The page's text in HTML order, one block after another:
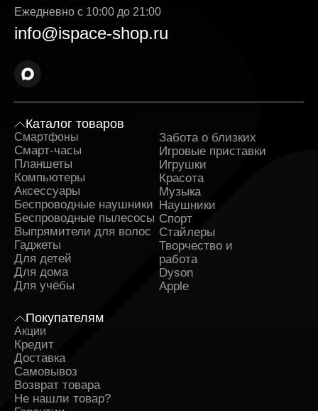
Ежедневно с 10:00 до 21:00
info@ispace-shop.ru
Каталог товаров
Смартфоны
Смарт-часы
Планшеты
Компьютеры
Аксессуары
Беспроводные наушники
Беспроводные пылесосы
Выпрямители для волос
Гаджеты
Для детей
Для дома
Для учёбы
Забота о близких
Игровые приставки
Игрушки
Красота
Музыка
Наушники
Спорт
Стайлеры
Творчество и
работа
Dyson
Apple
Покупателям
Акции
Кредит
Доставка
Самовывоз
Возврат товара
Не нашли товар?